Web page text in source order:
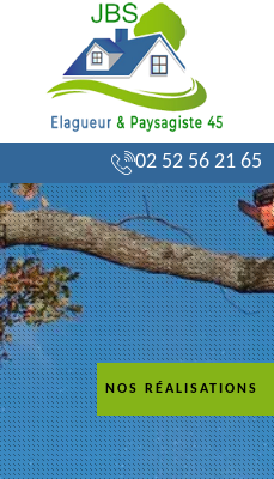
02 52 56 21 65
NOS RÉALISATIONS